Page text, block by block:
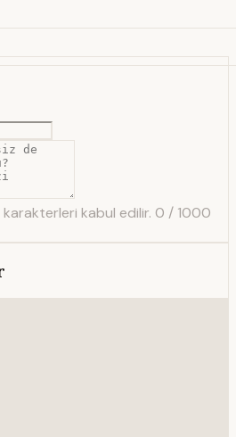
karakterleri kabul edilir. 0 / 1000